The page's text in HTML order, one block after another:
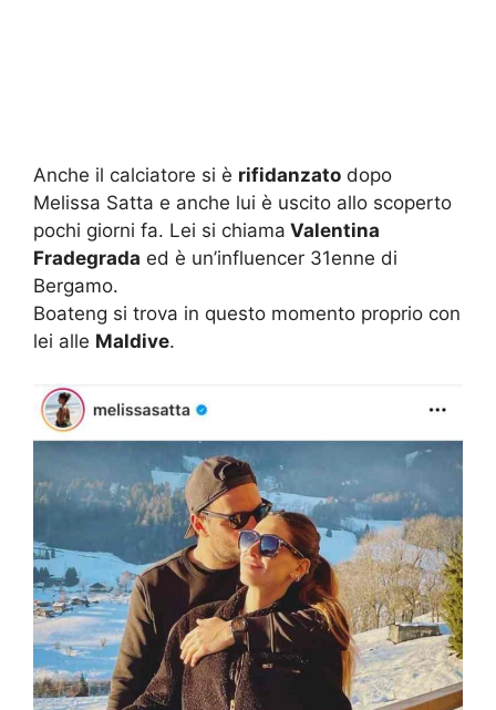
Anche il calciatore si è rifidanzato dopo
Melissa Satta e anche lui è uscito allo scoperto
pochi giorni fa. Lei si chiama Valentina
Fradegrada ed è un’influencer 31enne di
Bergamo.
Boateng si trova in questo momento proprio con
lei alle Maldive.